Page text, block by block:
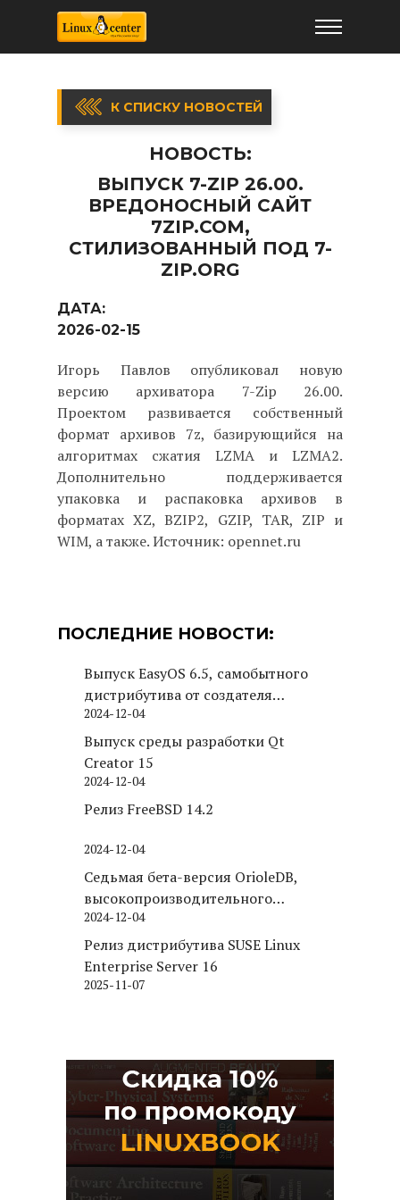
К СПИСКУ НОВОСТЕЙ
НОВОСТЬ:
ВЫПУСК 7-ZIP 26.00.
ВРЕДОНОСНЫЙ САЙТ
7ZIP.COM,
СТИЛИЗОВАННЫЙ ПОД 7-
ZIP.ORG
ДАТА:
2026-02-15
Игорь Павлов опубликовал новую
версию архиватора 7-Zip 26.00.
Проектом развивается собственный
формат архивов 7z, базирующийся на
алгоритмах сжатия LZMA и LZMA2.
Дополнительно поддерживается
упаковка и распаковка архивов в
форматах XZ, BZIP2, GZIP, TAR, ZIP и
WIM, а также. Источник: opennet.ru
ПОСЛЕДНИЕ НОВОСТИ:
Выпуск EasyOS 6.5, самобытного
дистрибутива от создателя
Puppy Linux
2024-12-04
Выпуск среды разработки Qt
Creator 15
2024-12-04
Релиз FreeBSD 14.2
2024-12-04
Седьмая бета-версия OrioleDB,
высокопроизводительного
движка хранения для PostgreSQL
2024-12-04
Релиз дистрибутива SUSE Linux
Enterprise Server 16
2025-11-07